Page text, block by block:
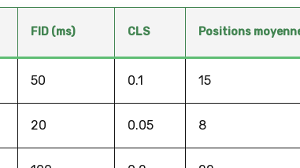
FID (ms) CLS Positions
50 0.1 15
20 0.05 8